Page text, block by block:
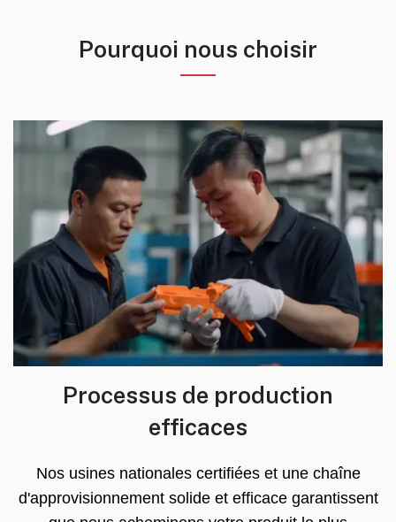
Pourquoi nous choisir
Processus de production
efficaces
Nos usines nationales certifiées et une chaîne
d'approvisionnement solide et efficace garantissent